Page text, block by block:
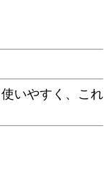
いやすく、これ